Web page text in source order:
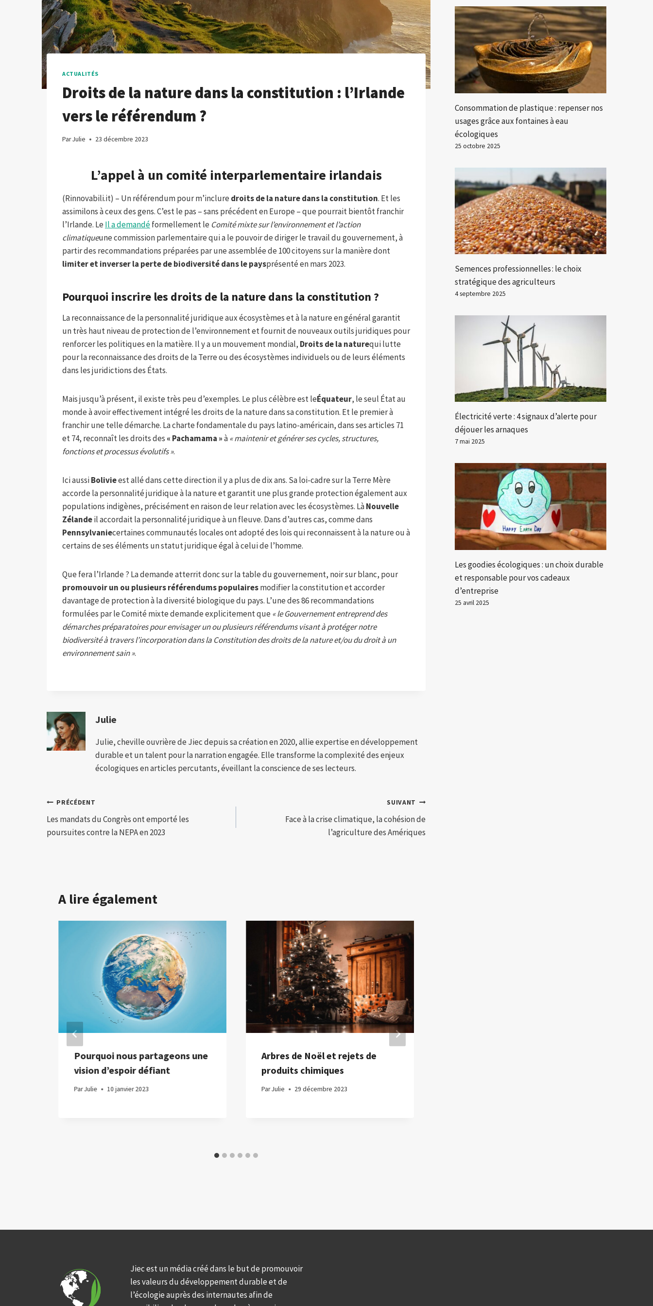
ACTUALITÉS
Droits de la nature dans la constitution : l’Irlande
vers le référendum ?
ParJulie 23 décembre 2023
L’appel à un comité interparlementaire irlandais
(Rinnovabili.it) – Un référendum pour m’inclure droits de la nature dans la constitution. Et les
assimilons à ceux des gens. C’est le pas – sans précédent en Europe – que pourrait bientôt franchir
l’Irlande. Le Il a demandéformellement le Comité mixte sur l’environnement et l’action
climatiqueune commission parlementaire qui a le pouvoir de diriger le travail du gouvernement, à
partir des recommandations préparées par une assemblée de 100 citoyens sur la manière dont
limiter et inverser la perte de biodiversité dans le paysprésenté en mars 2023.
Pourquoi inscrire les droits de la nature dans la constitution ?
La reconnaissance de la personnalité juridique aux écosystèmes et à la nature en général garantit
un très haut niveau de protection de l’environnement et fournit de nouveaux outils juridiques pour
renforcer les politiques en la matière. Il y a un mouvement mondial, Droits de la naturequi lutte
pour la reconnaissance des droits de la Terre ou des écosystèmes individuels ou de leurs éléments
dans les juridictions des États.
Mais jusqu’à présent, il existe très peu d’exemples. Le plus célèbre est leÉquateur, le seul État au
monde à avoir effectivement intégré les droits de la nature dans sa constitution. Et le premier à
franchir une telle démarche. La charte fondamentale du pays latino-américain, dans ses articles 71
et 74, reconnaît les droits des « Pachamama »à« maintenir et générer ses cycles, structures,
fonctions et processus évolutifs ».
Ici aussiBolivieest allé dans cette direction il y a plus de dix ans. Sa loi-cadre sur la Terre Mère
accorde la personnalité juridique à la nature et garantit une plus grande protection également aux
populations indigènes, précisément en raison de leur relation avec les écosystèmes. LàNouvelle
Zélandeil accordait la personnalité juridique à un fleuve. Dans d’autres cas, comme dans
Pennsylvaniecertaines communautés locales ont adopté des lois qui reconnaissent à la nature ou à
certains de ses éléments un statut juridique égal à celui de l’homme.
Que fera l’Irlande ? La demande atterrit donc sur la table du gouvernement, noir sur blanc, pour
promouvoir un ou plusieurs référendums populairesmodifier la constitution et accorder
davantage de protection à la diversité biologique du pays. L’une des 86 recommandations
formulées par le Comité mixte demande explicitement que « le Gouvernement entreprend des
démarches préparatoires pour envisager un ou plusieurs référendums visant à protéger notre
biodiversité à travers l’incorporation dans la Constitution des droits de la nature et/ou du droit à un
environnement sain ».
Julie
Julie, cheville ouvrière de Jiec depuis sa création en 2020, allie expertise en développement
durable et un talent pour la narration engagée. Elle transforme la complexité des enjeux
écologiques en articles percutants, éveillant la conscience de ses lecteurs.
Navigation
de
PRÉCÉDENT
Les mandats du Congrès ont emporté les
poursuites contre la NEPA en 2023
SUIVANT
Face à la crise climatique, la cohésion de
l’agriculture des Amériques
A lire également
Pourquoi nous partageons une
vision d’espoir défiant
ParJulie 10 janvier 2023
Arbres de Noël et rejets de
produits chimiques
ParJulie 29 décembre 2023
Consommation de plastique : repenser nos
usages grâce aux fontaines à eau
écologiques
25 octobre 2025
Semences professionnelles : le choix
stratégique des agriculteurs
4 septembre 2025
Électricité verte : 4 signaux d’alerte pour
déjouer les arnaques
7 mai 2025
Les goodies écologiques : un choix durable
et responsable pour vos cadeaux
d’entreprise
25 avril 2025
Jiec est un média créé dans le but de promouvoir
les valeurs du développement durable et de
l’écologie auprès des internautes afin de